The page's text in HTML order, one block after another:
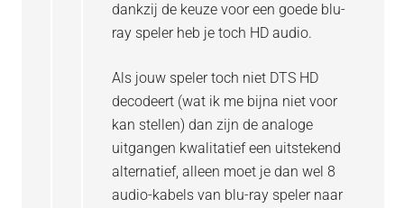
dankzij de keuze voor een goede blu-
ray speler heb je toch HD audio.
Als jouw speler toch niet DTS HD
decodeert (wat ik me bijna niet voor
kan stellen) dan zijn de analoge
uitgangen kwalitatief een uitstekend
alternatief, alleen moet je dan wel 8
audio-kabels van blu-ray speler naar